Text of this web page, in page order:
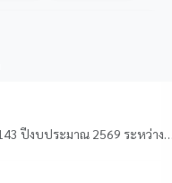
KPRU Newsletter ฉบับที่ 143 ปีงบประมาณ